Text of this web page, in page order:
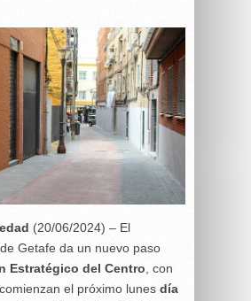
(20/06/2024) – El
Getafe da un nuevo paso
Estratégico del Centro , con
el próximo lunes día